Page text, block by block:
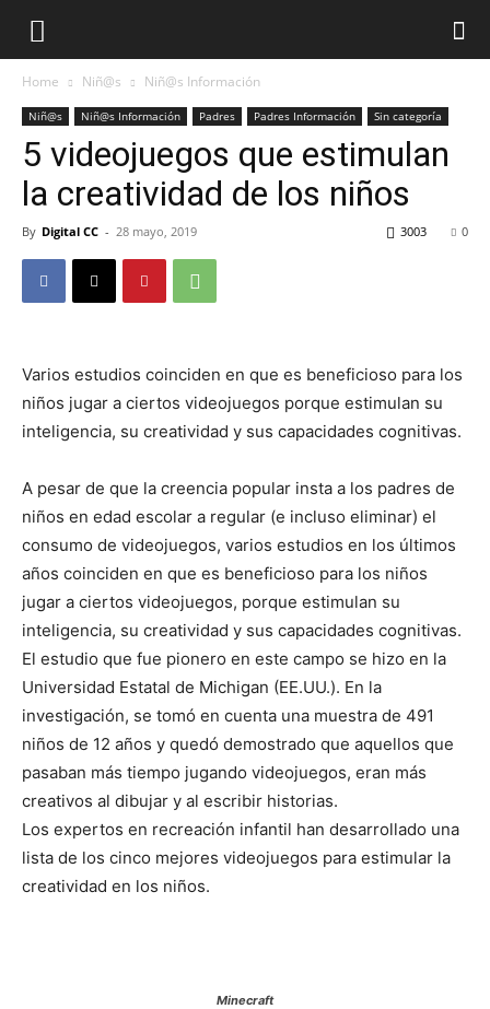
Home Niñ@s Niñ@s Información
Niñ@s Niñ@s Información Padres Padres Información Sin categoría
5 videojuegos que estimulan
la creatividad de los niños
By Digital CC - 28 mayo, 2019 0
3003
Varios estudios coinciden en que es beneficioso para los
niños jugar a ciertos videojuegos porque estimulan su
inteligencia, su creatividad y sus capacidades cognitivas.
A pesar de que la creencia popular insta a los padres de
niños en edad escolar a regular (e incluso eliminar) el
consumo de videojuegos, varios estudios en los últimos
años coinciden en que es beneficioso para los niños
jugar a ciertos videojuegos, porque estimulan su
inteligencia, su creatividad y sus capacidades cognitivas.
El estudio que fue pionero en este campo se hizo en la
Universidad Estatal de Michigan (EE.UU.). En la
investigación, se tomó en cuenta una muestra de 491
niños de 12 años y quedó demostrado que aquellos que
pasaban más tiempo jugando videojuegos, eran más
creativos al dibujar y al escribir historias.
Los expertos en recreación infantil han desarrollado una
lista de los cinco mejores videojuegos para estimular la
creatividad en los niños.
Minecraft